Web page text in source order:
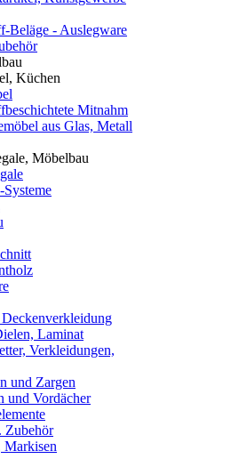
Beläge - Auslegware
Küchen
Mitnahm
aus Glas, Metall
Möbelbau
Systeme
Laminat
Verkleidungen,
und Zargen
und Vordächer
Zubehör
Markisen